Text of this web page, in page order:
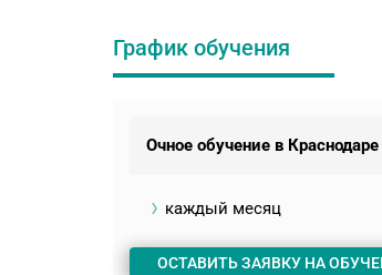
График обучения
Очное обучение в Краснодаре
каждый месяц
ОСТАВИТЬ ЗАЯВКУ НА